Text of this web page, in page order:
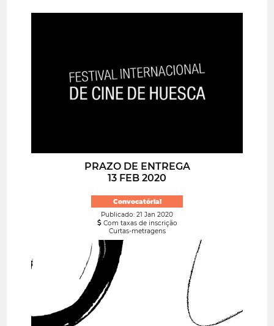
PRAZO DE ENTREGA
13 FEB 2020
Convocatória!
Publicado: 21 Jan 2020
Com taxas de inscrição
Curtas-metragens